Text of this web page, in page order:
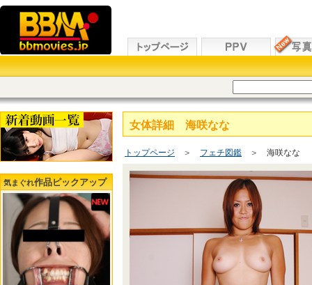
気まぐれ作品ピックアップ
女体詳細 海咲なな
トップページ ＞ フェチ図鑑 ＞ 海咲なな